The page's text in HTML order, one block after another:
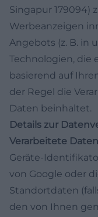
Singapur 179094)
Werbeanzeigen
Angebots (z. B. in
Technologien, die
basierend auf
der Regel die
Daten beinhaltet.
Details zur
Verarbeitete
Geräte-
von Google oder
Standortdaten
den von Ihnen